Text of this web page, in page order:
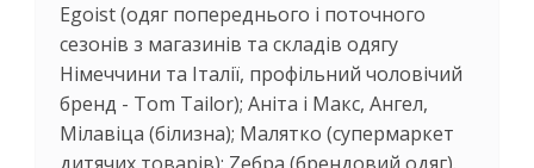
Egoist (одяг попереднього і поточного
сезонів з магазинів та складів одягу
Німеччини та Італії, профільний чоловічий
бренд - Tom Tailor); Аніта і Макс, Ангел,
Мілавіца (білизна); Малятко (супермаркет